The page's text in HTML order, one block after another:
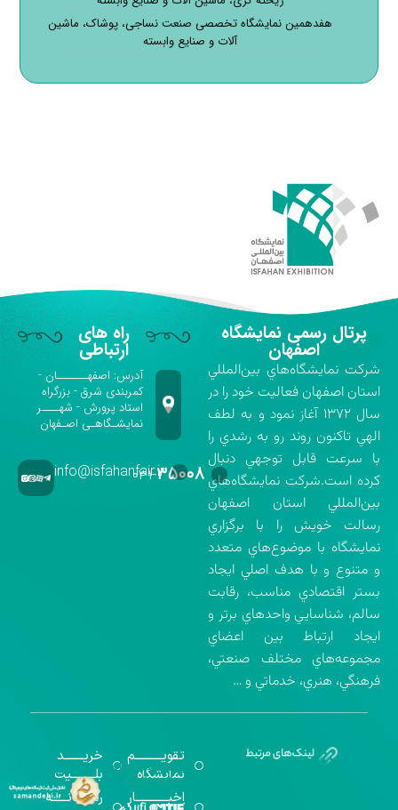
هفدهمین نمایشگاه تخصصی صنعت نساجی، پوشاک، ماشین
آلات و صنایع وابسته
پرتال رسمی نمایشگاه
اصفهان
شركت نمايشگاه‌هاي بين‌المللي
استان اصفهان فعاليت خود را در
سال ۱۳۷۲ آغاز نمود و به لطف
الهي تاكنون روند رو به رشدي را
با سرعت قابل توجهي دنبال
كرده است.شركت نمايشگاه‌هاي
بين‌المللي استان اصفهان
رسالت خويش را با برگزاري
نمايشگاه با موضوع‌هاي متعدد
و متنوع و با هدف اصلي ايجاد
بستر اقتصادي مناسب، رقابت
سالم، شناسايي واحدهاي برتر و
ايجاد ارتباط بين اعضاي
مجموعه‌هاي مختلف صنعتي،
فرهنگي، هنري، خدماتي و …
راه های
ارتباطی
آدرس: اصفهـــــــان -
کمربندی شرق - بزرگراه
استاد پرورش - شهــــر
نمایشـگاهـی اصـفهان
۰۳۱-۳۵۰۰۸info@isfahanfair.ir
تقویــــــــــم
نمایشگاه
اخبــــــــــــار
خریـــــــد
بلـــــــــیت
رســـــانــــــه
گواهینامه‌های
اخذ شده